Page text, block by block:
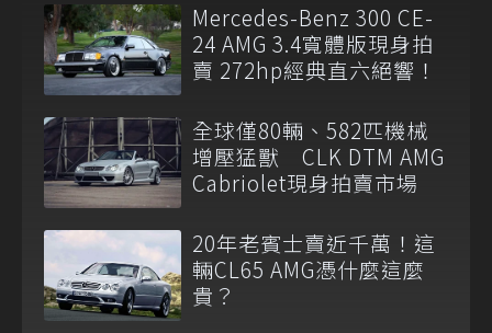
Mercedes-Benz 300 CE-
24 AMG 3.4寬體版現身拍
賣 272hp經典直六絕響！
全球僅80輛、582匹機械
增壓猛獸 CLK DTM AMG
Cabriolet現身拍賣市場
20年老賓士賣近千萬！這
輛CL65 AMG憑什麼這麼
貴？